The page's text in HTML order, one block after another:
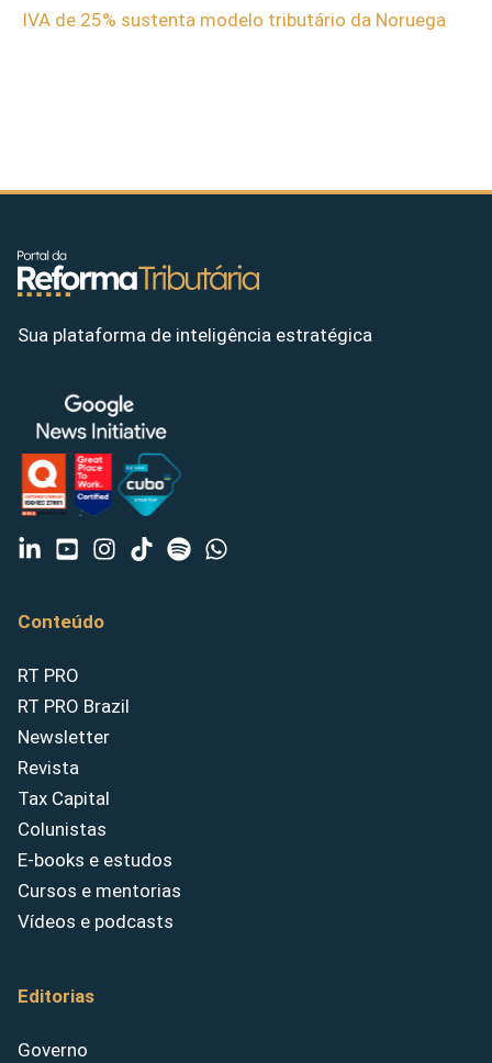
IVA de 25% sustenta modelo tributário da Noruega
Sua plataforma de inteligência estratégica
Conteúdo
RT PRO
RT PRO Brazil
Newsletter
Revista
Tax Capital
Colunistas
E-books e estudos
Cursos e mentorias
Vídeos e podcasts
Editorias
Governo